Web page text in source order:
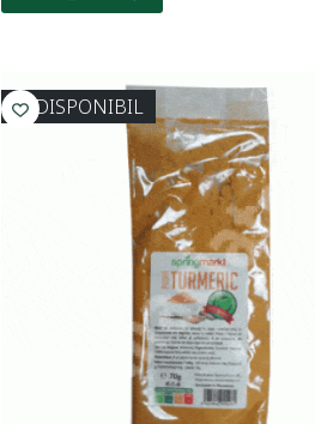
INDISPONIBIL